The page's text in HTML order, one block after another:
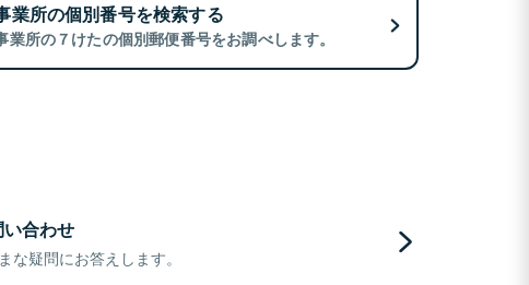
業所の個別番号を検索する
業所の７けたの個別郵便番号をお調べします。
合わせ
な疑問にお答えします。